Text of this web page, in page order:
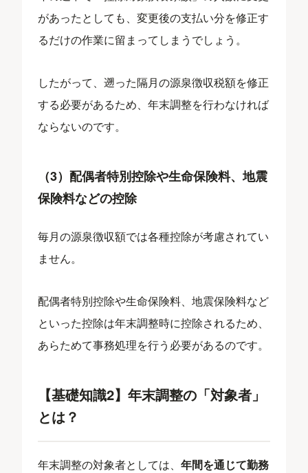
があったとしても、変更後の支払い分を修正す
るだけの作業に留まってしまうでしょう。
したがって、遡った隔月の源泉徴収税額を修正
する必要があるため、年末調整を行わなければ
ならないのです。
（3）配偶者特別控除や生命保険料、地震
保険料などの控除
毎月の源泉徴収額では各種控除が考慮されてい
ません。
配偶者特別控除や生命保険料、地震保険料など
といった控除は年末調整時に控除されるため、
あらためて事務処理を行う必要があるのです。
【基礎知識2】年末調整の「対象者」
とは？
年末調整の対象者としては、年間を通じて勤務